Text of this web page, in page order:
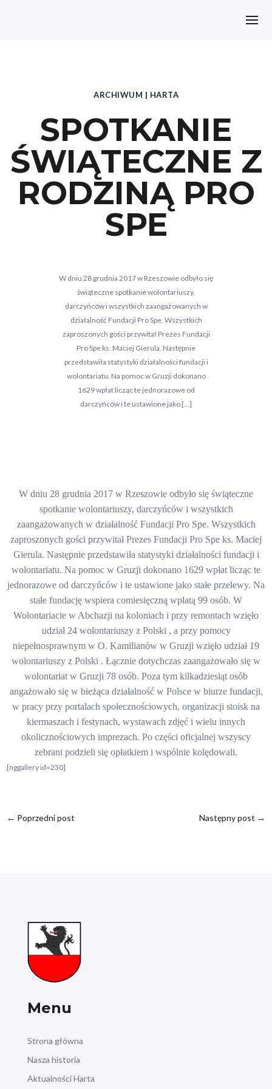
ARCHIWUM | HARTA
SPOTKANIE
ŚWIĄTECZNE Z
RODZINĄ PRO
SPE
W dniu 28 grudnia 2017 w Rzeszowie odbyło się
świąteczne spotkanie wolontariuszy,
darczyńców i wszystkich zaangażowanych w
działalność Fundacji Pro Spe. Wszystkich
zaproszonych gości przywitał Prezes Fundacji
Pro Spe ks. Maciej Gierula. Następnie
przedstawiła statystyki działalności fundacji i
wolontariatu. Na pomoc w Gruzji dokonano
1629 wpłat licząc te jednorazowe od
darczyńców i te ustawione jako […]
W dniu 28 grudnia 2017 w Rzeszowie odbyło się świąteczne
spotkanie wolontariuszy, darczyńców i wszystkich
zaangażowanych w działalność Fundacji Pro Spe. Wszystkich
zaproszonych gości przywitał Prezes Fundacji Pro Spe ks. Maciej
Gierula. Następnie przedstawiła statystyki działalności fundacji i
wolontariatu. Na pomoc w Gruzji dokonano 1629 wpłat licząc te
jednorazowe od darczyńców i te ustawione jako stałe przelewy. Na
stałe fundację wspiera comiesięczną wpłatą 99 osób. W
Wolontariacie w Abchazji na koloniach i przy remontach wzięło
udział 24 wolontariuszy z Polski , a przy pomocy
niepełnosprawnym w O. Kamilianów w Gruzji wzięło udział 19
wolontariuszy z Polski . Łącznie dotychczas zaangażowało się w
wolontariat w Gruzji 78 osób. Poza tym kilkadziesiąt osób
angażowało się w bieżąca działalność w Polsce w biurze fundacji,
w pracy przy portalach społecznościowych, organizacji stoisk na
kiermaszach i festynach, wystawach zdjęć i wielu innych
okolicznościowych imprezach. Po części oficjalnej wszyscy
zebrani podzieli się opłatkiem i wspólnie kolędowali.
[nggallery id=230]
← Poprzedni post Następny post →
Menu
Strona główna
Nasza historia
Aktualności Harta